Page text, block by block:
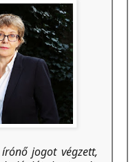
jogot végzett,